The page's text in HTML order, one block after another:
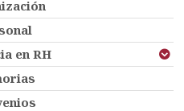
en RH